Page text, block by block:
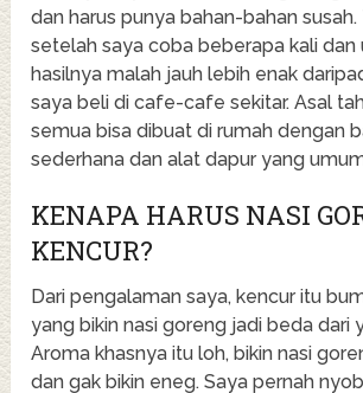
dan harus punya bahan-bahan
setelah saya coba beberapa kali dan
hasilnya malah jauh lebih enak
saya beli di cafe-cafe sekitar. Asal
semua bisa dibuat di rumah dengan
sederhana dan alat dapur yang
KENAPA HARUS NASI
KENCUR?
Dari pengalaman saya, kencur itu
yang bikin nasi goreng jadi beda dari
Aroma khasnya itu loh, bikin nasi
dan gak bikin eneg. Saya pernah